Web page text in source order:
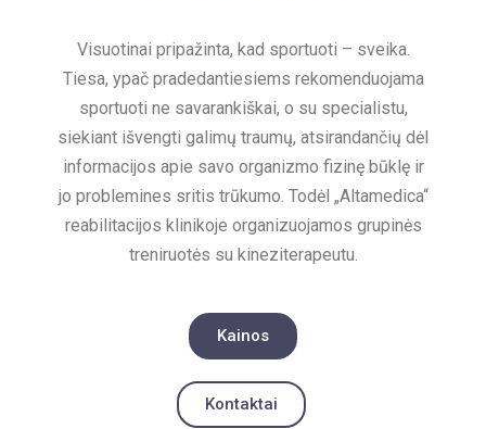
Visuotinai pripažinta, kad sportuoti – sveika.
Tiesa, ypač pradedantiesiems rekomenduojama
sportuoti ne savarankiškai, o su specialistu,
siekiant išvengti galimų traumų, atsirandančių dėl
informacijos apie savo organizmo fizinę būklę ir
jo problemines sritis trūkumo. Todėl „Altamedica“
reabilitacijos klinikoje organizuojamos grupinės
treniruotės su kineziterapeutu.
Kainos
Kontaktai